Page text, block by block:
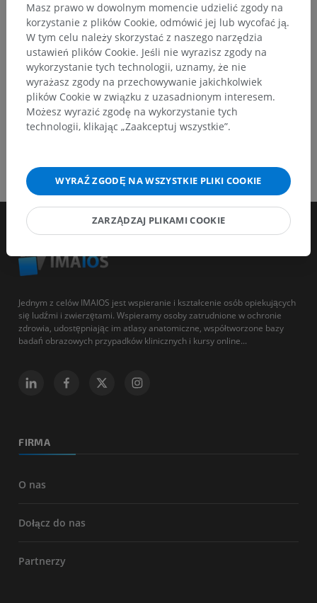
POBIERZ APLIKACJĘ
Jednym z celów IMAIOS jest wspieranie i kształcenie osób opiekujących
się ludźmi i zwierzętami. Wspieramy osoby zatrudnione w ochronie
zdrowia, udostępniając im atlasy anatomiczne, współtworzone bazy
badań obrazowych przypadków klinicznych i kursy online...
FIRMA
O nas
Dołącz do nas
Partnerzy
Masz prawo w dowolnym momencie udzielić zgody na
korzystanie z plików Cookie, odmówić jej lub wycofać ją.
W tym celu należy skorzystać z naszego narzędzia
ustawień plików Cookie. Jeśli nie wyrazisz zgody na
wykorzystanie tych technologii, uznamy, że nie
wyrażasz zgody na przechowywanie jakichkolwiek
plików Cookie w związku z uzasadnionym interesem.
Możesz wyrazić zgodę na wykorzystanie tych
technologii, klikając „Zaakceptuj wszystkie”.
WYRAŹ ZGODĘ NA WSZYSTKIE PLIKI COOKIE
ZARZĄDZAJ PLIKAMI COOKIE